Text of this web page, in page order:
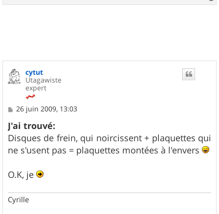
a
cytut
Utagawiste
expert
M
s
s
a
g
e
26 juin 2009, 13:03
J'ai trouvé:
Disques de frein, qui noircissent + plaquettes qui
ne s'usent pas = plaquettes montées à l'envers
O.K, je
Cyrille